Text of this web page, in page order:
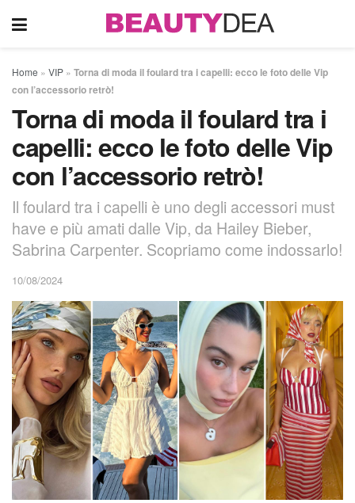
Home » VIP » Torna di moda il foulard tra i capelli: ecco le foto delle Vip
con l’accessorio retrò!
Torna di moda il foulard tra i
capelli: ecco le foto delle Vip
con l’accessorio retrò!
Il foulard tra i capelli è uno degli accessori must
have e più amati dalle Vip, da Hailey Bieber,
Sabrina Carpenter. Scopriamo come indossarlo!
10/08/2024